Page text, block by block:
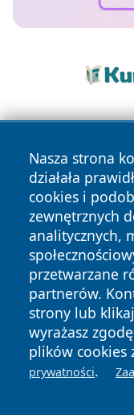
Nasza strona
działała
cookies i
zewnętrznych
analitycznych,
przetwarzane
partnerów.
strony lub
wyrażasz
plików cookies
prywatności.
Copyright © 2026
zastrzeżone.
News Autorzy